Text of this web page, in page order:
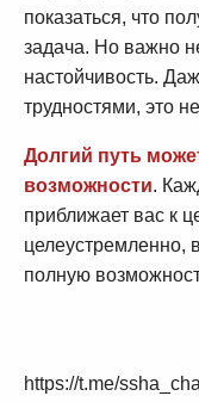
показаться, что
задача. Но важно
настойчивость.
трудностями, это
Долгий путь
возможности.
приближает вас к
целеустремленно,
полную
https://t.me/